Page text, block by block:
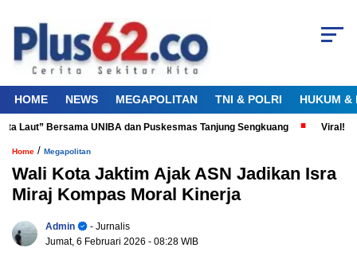
HOME NEWS MEGAPOLITAN TNI & POLRI HUKUM &
Bersama UNIBA dan Puskesmas Tanjung Sengkuang Viral!
Home / Megapolitan
Wali Kota Jaktim Ajak ASN Jadikan Isra
Miraj Kompas Moral Kinerja
Admin
- Jurnalis
Jumat, 6 Februari 2026 - 08:28 WIB